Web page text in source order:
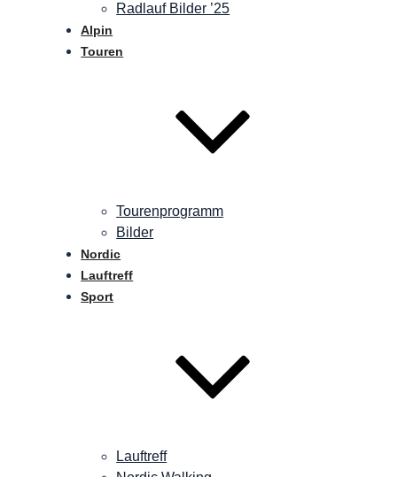
Radlauf Bilder ’25
Alpin
Touren
Tourenprogramm
Bilder
Nordic
Lauftreff
Sport
Lauftreff